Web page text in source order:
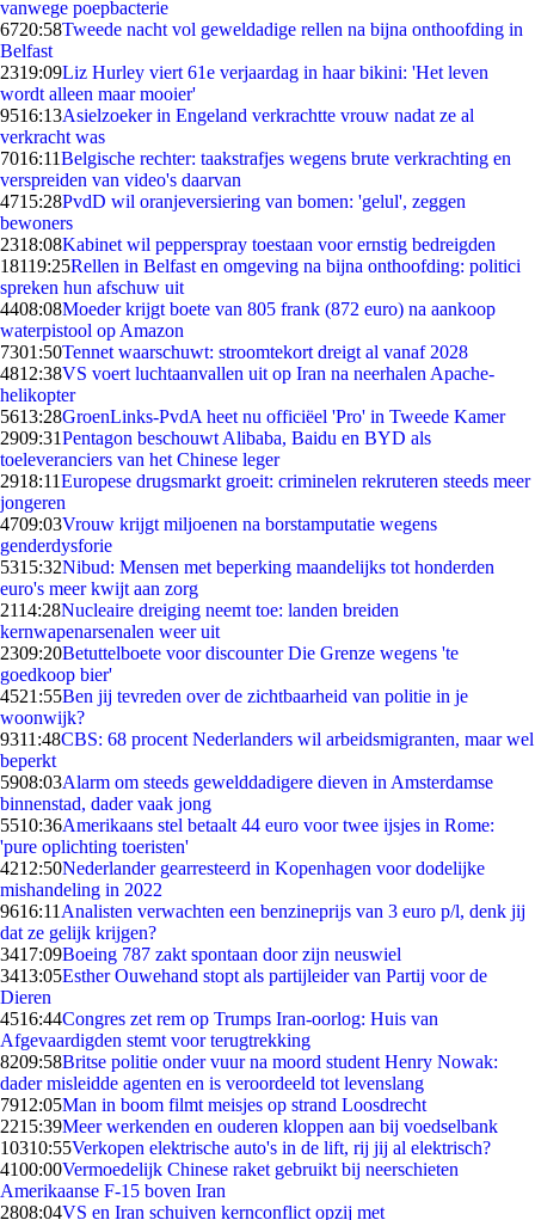
vanwege poepbacterie
6720:58Tweede nacht vol geweldadige rellen na bijna onthoofding in
Belfast
2319:09Liz Hurley viert 61e verjaardag in haar bikini: 'Het leven
wordt alleen maar mooier'
9516:13Asielzoeker in Engeland verkrachtte vrouw nadat ze al
verkracht was
7016:11Belgische rechter: taakstrafjes wegens brute verkrachting en
verspreiden van video's daarvan
4715:28PvdD wil oranjeversiering van bomen: 'gelul', zeggen
bewoners
2318:08Kabinet wil pepperspray toestaan voor ernstig bedreigden
18119:25Rellen in Belfast en omgeving na bijna onthoofding: politici
spreken hun afschuw uit
4408:08Moeder krijgt boete van 805 frank (872 euro) na aankoop
waterpistool op Amazon
7301:50Tennet waarschuwt: stroomtekort dreigt al vanaf 2028
4812:38VS voert luchtaanvallen uit op Iran na neerhalen Apache-
helikopter
5613:28GroenLinks-PvdA heet nu officiëel 'Pro' in Tweede Kamer
2909:31Pentagon beschouwt Alibaba, Baidu en BYD als
toeleveranciers van het Chinese leger
2918:11Europese drugsmarkt groeit: criminelen rekruteren steeds meer
jongeren
4709:03Vrouw krijgt miljoenen na borstamputatie wegens
genderdysforie
5315:32Nibud: Mensen met beperking maandelijks tot honderden
euro's meer kwijt aan zorg
2114:28Nucleaire dreiging neemt toe: landen breiden
kernwapenarsenalen weer uit
2309:20Betuttelboete voor discounter Die Grenze wegens 'te
goedkoop bier'
4521:55Ben jij tevreden over de zichtbaarheid van politie in je
woonwijk?
9311:48CBS: 68 procent Nederlanders wil arbeidsmigranten, maar wel
beperkt
5908:03Alarm om steeds gewelddadigere dieven in Amsterdamse
binnenstad, dader vaak jong
5510:36Amerikaans stel betaalt 44 euro voor twee ijsjes in Rome:
'pure oplichting toeristen'
4212:50Nederlander gearresteerd in Kopenhagen voor dodelijke
mishandeling in 2022
9616:11 Analisten verwachten een benzineprijs van 3 euro p/l, denk jij
dat ze gelijk krijgen?
3417:09Boeing 787 zakt spontaan door zijn neuswiel
3413:05Esther Ouwehand stopt als partijleider van Partij voor de
Dieren
4516:44Congres zet rem op Trumps Iran-oorlog: Huis van
Afgevaardigden stemt voor terugtrekking
8209:58Britse politie onder vuur na moord student Henry Nowak:
dader misleidde agenten en is veroordeeld tot levenslang
7912:05Man in boom filmt meisjes op strand Loosdrecht
2215:39Meer werkenden en ouderen kloppen aan bij voedselbank
10310:55Verkopen elektrische auto's in de lift, rij jij al elektrisch?
4100:00Vermoedelijk Chinese raket gebruikt bij neerschieten
Amerikaanse F-15 boven Iran
2808:04VS en Iran schuiven kernconflict opzij met